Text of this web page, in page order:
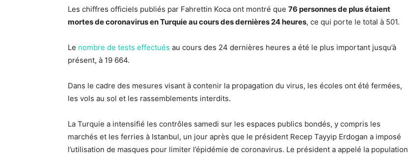
Les chiffres officiels publiés par Fahrettin Koca ont montré que 76 personnes de plus étaient
mortes de coronavirus en Turquie au cours des dernières 24 heures, ce qui porte le total à 501.
Le nombre de tests effectués au cours des 24 dernières heures a été le plus important jusqu’à
présent, à 19 664.
Dans le cadre des mesures visant à contenir la propagation du virus, les écoles ont été fermées,
les vols au sol et les rassemblements interdits.
La Turquie a intensifié les contrôles samedi sur les espaces publics bondés, y compris les
marchés et les ferries à Istanbul, un jour après que le président Recep Tayyip Erdogan a imposé
l’utilisation de masques pour limiter l’épidémie de coronavirus. Le président a appelé la population